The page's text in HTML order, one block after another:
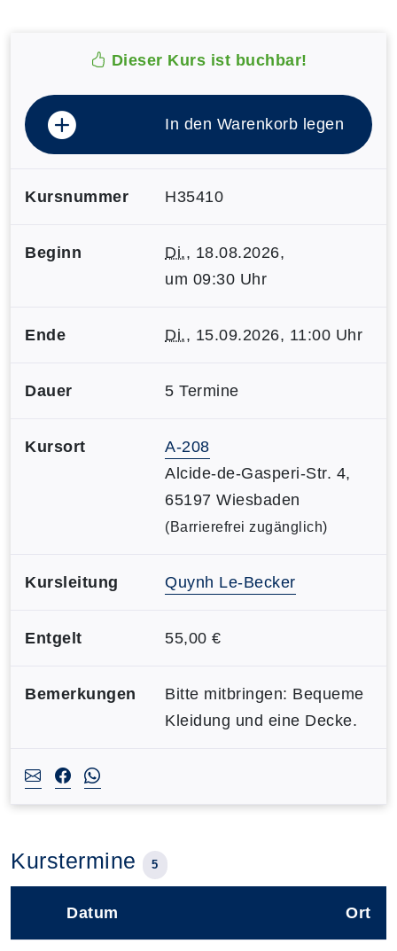
Dieser Kurs ist buchbar!
In den Warenkorb legen
Kursnummer H35410
Beginn Di., 18.08.2026,
um 09:30 Uhr
Ende Di., 15.09.2026, 11:00 Uhr
Dauer 5 Termine
Kursort
A-208
Alcide-de-Gasperi-Str. 4,
65197 Wiesbaden
(Barrierefrei zugänglich)
Kursleitung Quynh Le-Becker
Entgelt 55,00 €
Bemerkungen
Bitte mitbringen: Bequeme
Kleidung und eine Decke.
Kurstermine 5
Datum Ort